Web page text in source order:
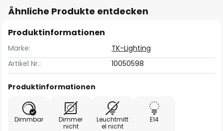
Ähnliche Produkte entdecken
Produktinformationen
Marke:
TK-Lighting
Artikel Nr.:
10050598
Produktinformationen
Dimmbar
Dimmer
nicht
Leuchtmitt
el nicht
E14